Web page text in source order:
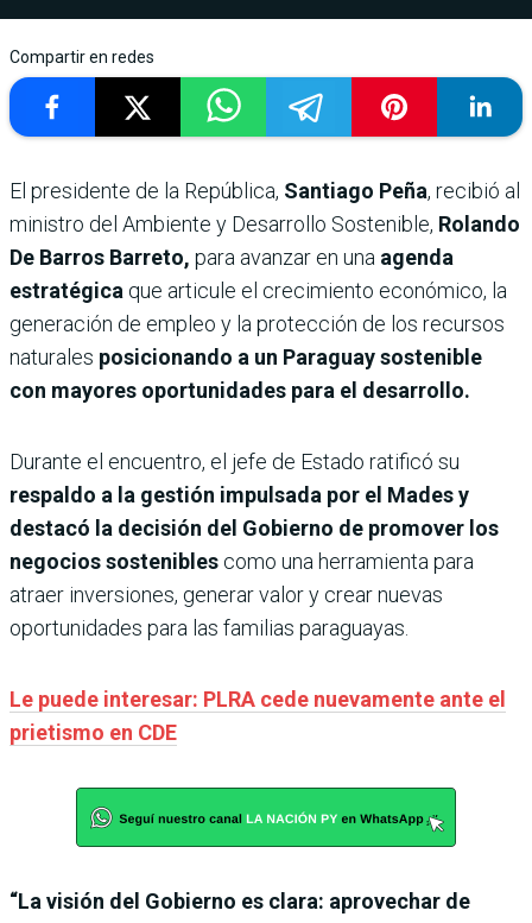
Compartir en redes
El presidente de la República, Santiago Peña, recibió al
ministro del Ambiente y Desarrollo Sostenible, Rolando
De Barros Barreto, para avanzar en una agenda
estratégica que articule el crecimiento económico, la
generación de empleo y la protección de los recursos
naturales posicionando a un Paraguay sostenible
con mayores oportunidades para el desarrollo.
Durante el encuentro, el jefe de Estado ratificó su
respaldo a la gestión impulsada por el Mades y
destacó la decisión del Gobierno de promover los
negocios sostenibles como una herramienta para
atraer inversiones, generar valor y crear nuevas
oportunidades para las familias paraguayas.
Le puede interesar: PLRA cede nuevamente ante el
prietismo en CDE
“La visión del Gobierno es clara: aprovechar de